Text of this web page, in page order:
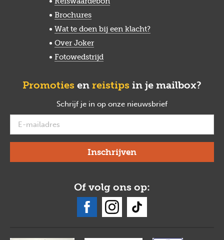
Brochures
Wat te doen bij een klacht?
Over Joker
Fotowedstrijd
Promoties en reistips in je mailbox?
Schrijf je in op onze nieuwsbrief
Of volg ons op: